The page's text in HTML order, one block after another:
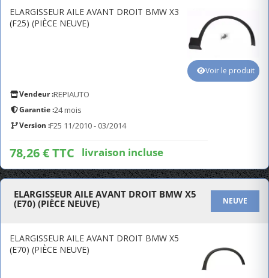
ELARGISSEUR AILE AVANT DROIT BMW X3
(F25) (PIÈCE NEUVE)
Vendeur :REPIAUTO
Garantie :24 mois
Version :F25 11/2010 - 03/2014
78,26 € TTC livraison incluse
Voir le produit
ELARGISSEUR AILE AVANT DROIT BMW X5
(E70) (PIÈCE NEUVE)
NEUVE
ELARGISSEUR AILE AVANT DROIT BMW X5
(E70) (PIÈCE NEUVE)